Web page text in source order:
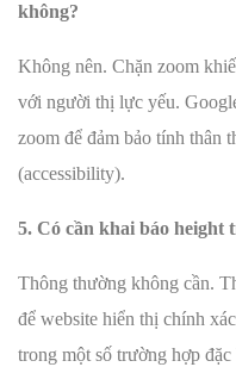
không?
Không nên. Chặn zoom
với người thị lực yếu.
zoom để đảm bảo tính thân
(accessibility).
5. Có cần khai báo height
Thông thường không cần.
để website hiển thị chính
trong một số trường hợp